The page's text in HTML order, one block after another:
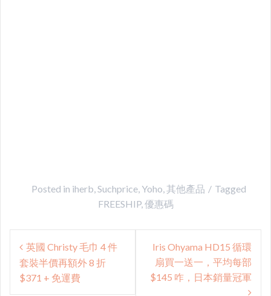
Posted in iherb,Suchprice, Yoho,其他產品
Tagged
FREESHIP,優惠碼
Post
navigation
英國 Christy 毛巾 4 件
套裝半價再額外 8 折
$371 + 免運費
Iris Ohyama HD15 循環
扇買一送一，平均每部
$145 咋，日本銷量冠軍